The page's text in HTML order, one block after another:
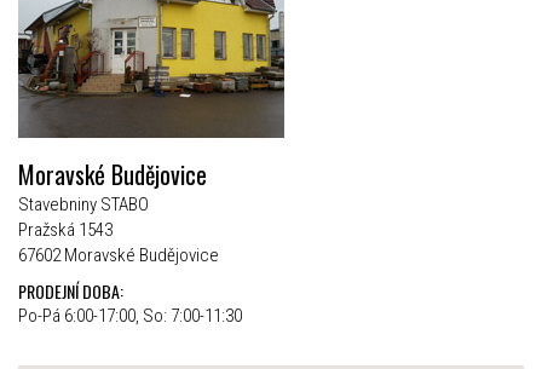
Moravské Budějovice
Stavebniny STABO
Pražská 1543
67602 Moravské Budějovice
PRODEJNÍ DOBA:
Po-Pá 6:00-17:00, So: 7:00-11:30